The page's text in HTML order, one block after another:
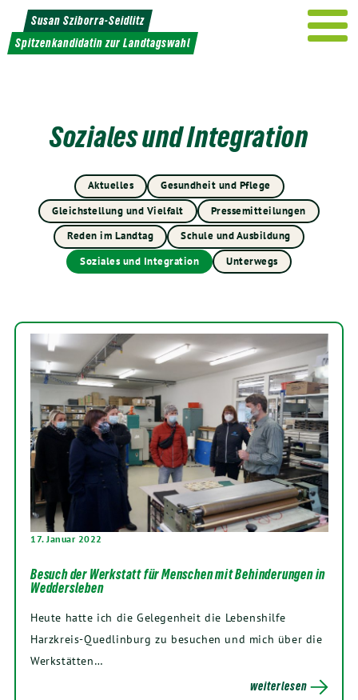
Weiter
zum
Inhalt
Susan Sziborra-Seidlitz
Spitzenkandidatin zur Landtagswahl
Soziales und Integration
Aktuelles
Gesundheit und Pflege
Gleichstellung und Vielfalt
Pressemitteilungen
Reden im Landtag
Schule und Ausbildung
Soziales und Integration
Unterwegs
17. Januar 2022
Besuch der Werkstatt für Menschen mit Behinderungen in
Weddersleben
Heute hatte ich die Gelegenheit die Lebenshilfe
Harzkreis-Quedlinburg zu besuchen und mich über die
Werkstätten…
weiterlesen